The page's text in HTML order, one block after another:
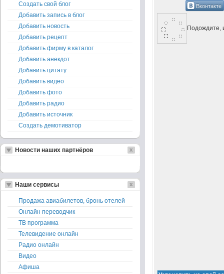
Вконтакте
Подождите,
Создать свой блог
Добавить запись в блог
Добавить новость
Добавить рецепт
Добавить фирму в каталог
Добавить анекдот
Добавить цитату
Добавить видео
Добавить фото
Добавить радио
Добавить источник
Создать демотиватор
Новости наших партнёров
Наши сервисы
Продажа авиабилетов, бронь отелей
Онлайн переводчик
ТВ программа
Телевидение онлайн
Радио онлайн
Видео
Афиша